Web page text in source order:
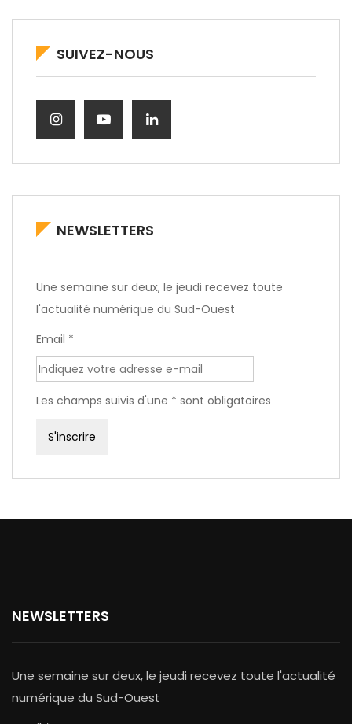
SUIVEZ-NOUS
NEWSLETTERS
Une semaine sur deux, le jeudi recevez toute
l'actualité numérique du Sud-Ouest
Email *
Les champs suivis d'une * sont obligatoires
NEWSLETTERS
Une semaine sur deux, le jeudi recevez toute l'actualité
numérique du Sud-Ouest